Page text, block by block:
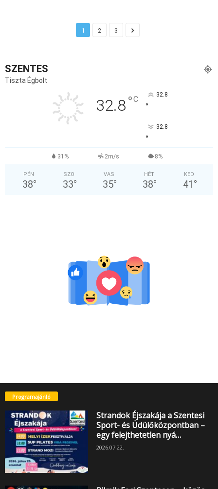
1 2 3
SZENTES
Tiszta Égbolt
32.8°C 32.8
°
32.8
°
31% 2m/s 8%
PÉN
38°
SZO
33°
VAS
35°
HÉT
38°
KED
41 °
Programajánló
Strandok Éjszakája a Szentesi
Sport- és Üdülőközpontban –
egy felejthetetlen nyá…
2026.07.22.